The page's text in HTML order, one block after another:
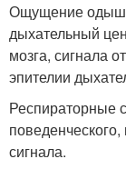
Ощущение
дыхательный
мозга, сигнала
эпителии
Респираторные
сигнала.